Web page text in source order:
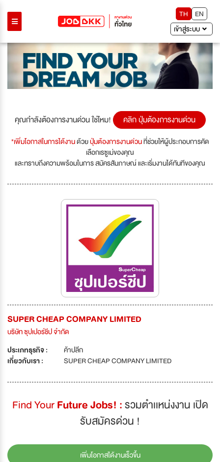
TH
EN
เข้าสู่ระบบ
คุณกำลังต้องการงานด่วน ใช่ไหม! คลิก ปุ่มต้องการงานด่วน
*เพิ่มโอกาสในการได้งานด้วยปุ่มต้องการงานด่วนที่ช่วยให้ผู้ประกอบการคัด
เลือกเรซูเม่ของคุณ
และทราบถึงความพร้อมในการ สมัครสัมภาษณ์ และเริ่มงานได้ทันทีของคุณ
SUPER CHEAP COMPANY LIMITED
บริษัท ซุปเปอร์ชีป จำกัด
ประเภทธุรกิจ :
ค้าปลีก
เกี่ยวกับเรา :
SUPER CHEAP COMPANY LIMITED
Find YourFuture Jobs! :รวมตำเเหน่งงาน เปิด
รับสมัครด่วน !
เพิ่มโอกาสได้งานเร็วขึ้น